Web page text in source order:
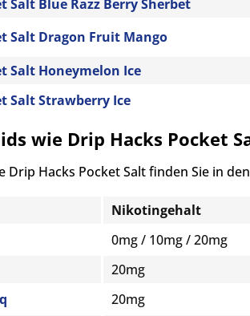
Salt Blue Razz Berry Sherbet
Salt Dragon Fruit Mango
Salt Honeymelon Ice
Salt Strawberry Ice
wie Drip Hacks Pocket
Drip Hacks Pocket Salt finden Sie in
Nikotingehalt
0mg / 10mg / 20mg
20mg
20mg